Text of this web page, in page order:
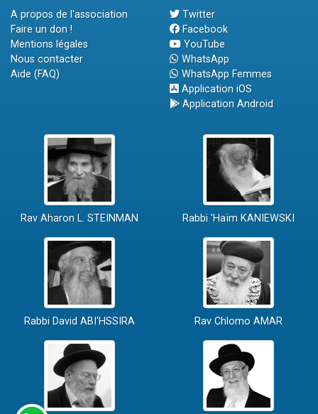
A propos de l'association
Faire un don !
Mentions légales
Nous contacter
Aide (FAQ)
Twitter
Facebook
YouTube
WhatsApp
WhatsApp Femmes
Application iOS
Application Android
Rav Aharon L. STEINMAN Rabbi 'Haïm KANIEWSKI
Rabbi David ABI'HSSIRA Rav Chlomo AMAR